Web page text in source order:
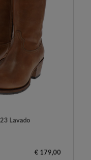
Lavado
€ 179,00